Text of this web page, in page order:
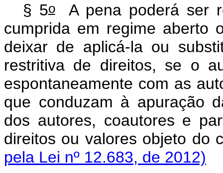
§ 5oA pena poderá ser
cumprida em regime aberto
deixar de aplicá-la ou
restritiva de direitos, se o
espontaneamente com as
que conduzam à apuração
dos autores, coautores e
direitos ou valores
pela Lei nº 12.683, de 2012)